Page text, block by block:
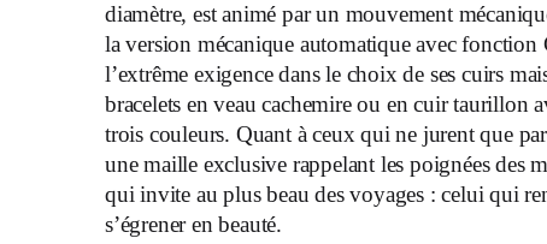
diamètre, est animé par un mouvement
la version mécanique automatique avec
l’extrême exigence dans le choix de ses cuirs
bracelets en veau cachemire ou en cuir taurillon
trois couleurs. Quant à ceux qui ne jurent que
une maille exclusive rappelant les poignées des
qui invite au plus beau des voyages : celui qui
s’égrener en beauté.